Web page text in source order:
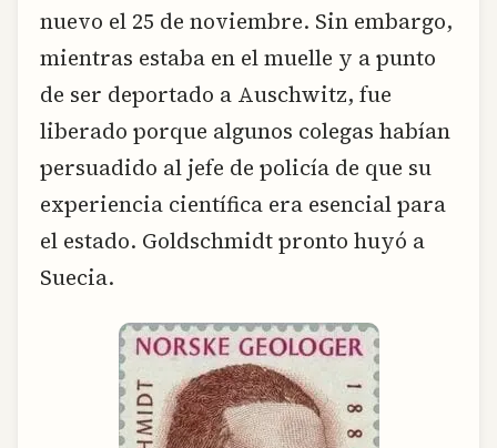
nuevo el 25 de noviembre. Sin embargo,
mientras estaba en el muelle y a punto
de ser deportado a Auschwitz, fue
liberado porque algunos colegas habían
persuadido al jefe de policía de que su
experiencia científica era esencial para
el estado. Goldschmidt pronto huyó a
Suecia.